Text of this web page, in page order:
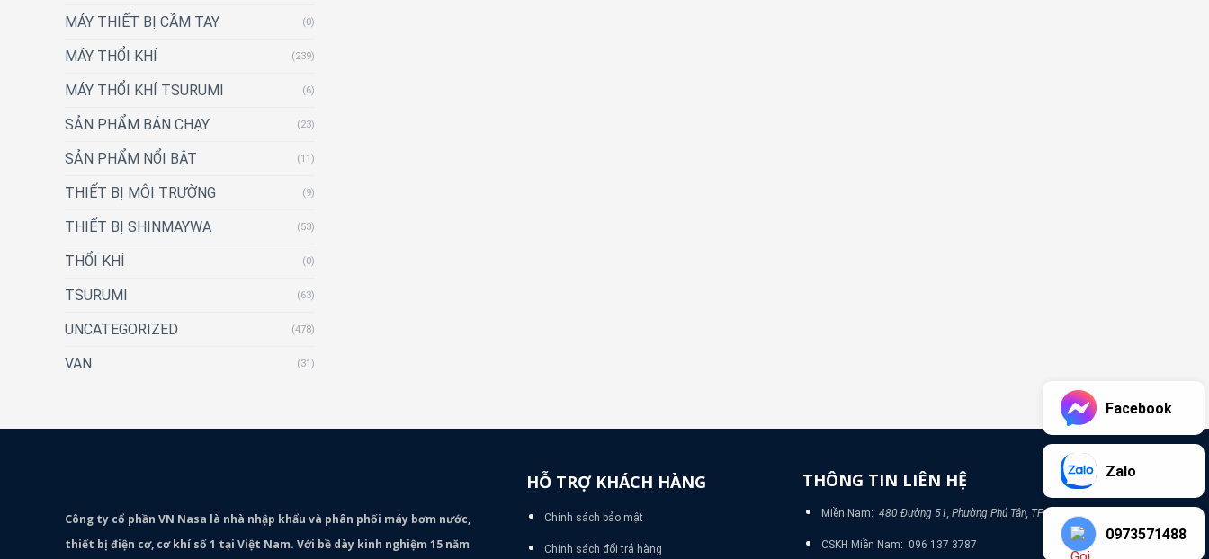
MÁY THIẾT BỊ CẦM TAY (0)
MÁY THỔI KHÍ (239)
MÁY THỔI KHÍ TSURUMI (6)
SẢN PHẨM BÁN CHẠY (23)
SẢN PHẨM NỔI BẬT (11)
THIẾT BỊ MÔI TRƯỜNG (9)
THIẾT BỊ SHINMAYWA (53)
THỔI KHÍ (0)
TSURUMI (63)
UNCATEGORIZED (478)
VAN (31)
Công ty cổ phần VN Nasa là nhà nhập khẩu và phân phối máy bơm nước,
thiết bị điện cơ, cơ khí số 1 tại Việt Nam. Với bề dày kinh nghiệm 15 năm
HỖ TRỢ KHÁCH HÀNG
Chính sách bảo mật
Chính sách đổi trả hàng
THÔNG TIN LIÊN HỆ
Miền Nam: 480 Đường 51, Phường Phú Tân, TP Bình Dương
CSKH Miền Nam: 096 137 3787
Facebook
Zalo
0973571488